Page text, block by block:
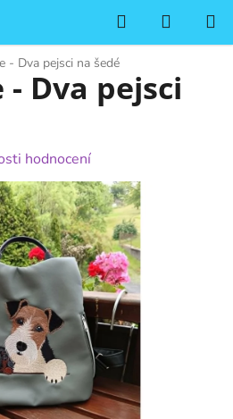
Hledat
KOŠÍK
- Dva pejsci na šedé
Dva pejsci
hodnocení